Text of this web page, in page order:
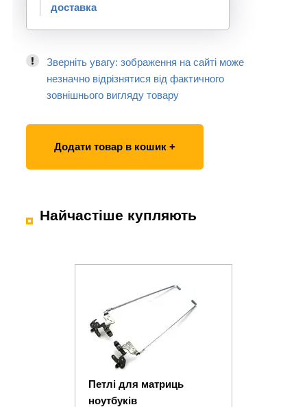
доставка
Зверніть увагу: зображення на сайті може
незначно відрізнятися від фактичного
зовнішнього вигляду товару
Додати товар в кошик +
Найчастіше купляють
Петлі для матриць
ноутбуків